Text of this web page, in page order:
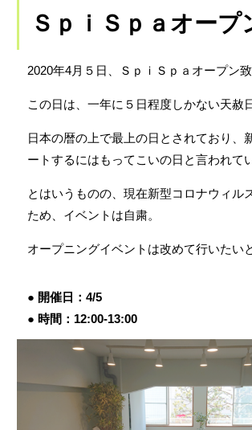
ＳｐｉＳｐａオープ
2020年4月５日、ＳｐｉＳｐａオープン致
この日は、一年に５日程度しかない天赦
日本の暦の上で最上の日とされており、
ートするにはもってこいの日と言われて
とはいうものの、現在新型コロナウィル
ため、イベントは自粛。
オープニングイベントは改めて行いたい
開催日
4/5
時間
12:00-13:00